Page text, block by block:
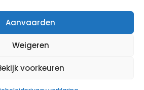
Aanvaarden
Weigeren
voorkeuren
Voeg toe aan verlanglijst